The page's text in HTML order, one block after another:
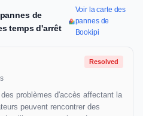
de
temps d'arrêt
Voir la carte des
pannes de
Bookipi
Resolved
problèmes d'accès affectant la
peuvent rencontrer des